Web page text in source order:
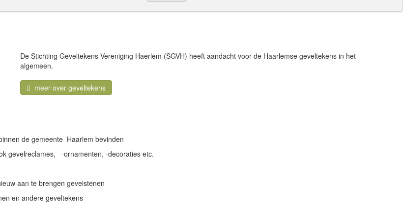
De Stichting Geveltekens Vereniging Haerlem (SGVH) heeft aandacht voor de Haarlemse geveltekens in het
algemeen.
meer over geveltekens
de gemeente Haarlem bevinden
gevelreclames, -ornamenten, -decoraties etc.
aan te brengen gevelstenen
en andere geveltekens